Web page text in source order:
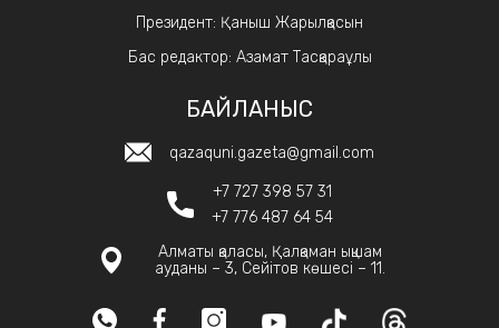
Президент: Қаныш Жарылқасын
Бас редактор: Азамат Тасқараұлы
БАЙЛАНЫС
qazaquni.gazeta@gmail.com
+7 727 398 57 31
+7 776 487 64 54
Алматы қаласы, Қалқаман ықшам
ауданы – 3, Сейітов көшесі – 11.